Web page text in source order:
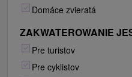
Domáce zvieratá
ZAKWATEROWANIE
Pre turistov
Pre cyklistov